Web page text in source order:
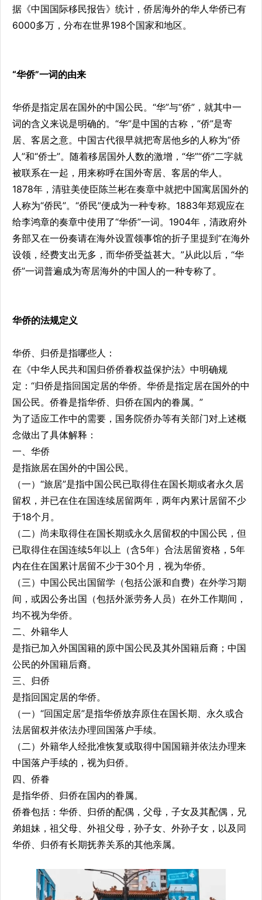
据《中国国际移民报告》统计，侨居海外的华人华侨已有
6000多万，分布在世界198个国家和地区。
“华侨”一词的由来
华侨是指定居在国外的中国公民。“华”与“侨”，就其中一
词的含义来说是明确的。“华”是中国的古称，“侨”是寄
居、客居之意。中国古代很早就把寄居他乡的人称为“侨
人”和“侨士”。随着移居国外人数的激增，“华”“侨”二字就
被联系在一起，用来称呼在国外寄居、客居的华人。
1878年，清驻美使臣陈兰彬在奏章中就把中国寓居国外的
人称为“侨民”。“侨民”便成为一种专称。1883年郑观应在
给李鸿章的奏章中使用了“华侨”一词。1904年，清政府外
务部又在一份奏请在海外设置领事馆的折子里提到“在海外
设领，经费支出无多，而华侨受益甚大。”从此以后，“华
侨”一词普遍成为寄居海外的中国人的一种专称了。
华侨的法规定义
华侨、归侨是指哪些人：
在《中华人民共和国归侨侨眷权益保护法》中明确规
定：“归侨是指回国定居的华侨。华侨是指定居在国外的中
国公民。侨眷是指华侨、归侨在国内的眷属。”
为了适应工作中的需要，国务院侨办等有关部门对上述概
念做出了具体解释：
一、华侨
是指旅居在国外的中国公民。
（一）“旅居”是指中国公民已取得住在国长期或者永久居
留权，并已在住在国连续居留两年，两年内累计居留不少
于18个月。
（二）尚未取得住在国长期或永久居留权的中国公民，但
已取得住在国连续5年以上（含5年）合法居留资格，5年
内在住在国累计居留不少于30个月，视为华侨。
（三）中国公民出国留学（包括公派和自费）在外学习期
间，或因公务出国（包括外派劳务人员）在外工作期间，
均不视为华侨。
二、外籍华人
是指已加入外国国籍的原中国公民及其外国籍后裔；中国
公民的外国籍后裔。
三、归侨
是指回国定居的华侨。
（一）“回国定居”是指华侨放弃原住在国长期、永久或合
法居留权并依法办理回国落户手续。
（二）外籍华人经批准恢复或取得中国国籍并依法办理来
中国落户手续的，视为归侨。
四、侨眷
是指华侨、归侨在国内的眷属。
侨眷包括：华侨、归侨的配偶，父母，子女及其配偶，兄
弟姐妹，祖父母、外祖父母，孙子女、外孙子女，以及同
华侨、归侨有长期抚养关系的其他亲属。